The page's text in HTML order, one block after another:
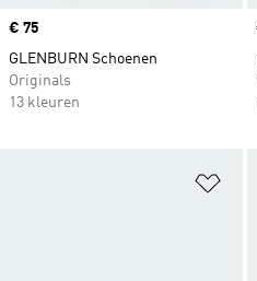
Price
€ 75
GLENBURN Schoenen
Originals
13 kleuren